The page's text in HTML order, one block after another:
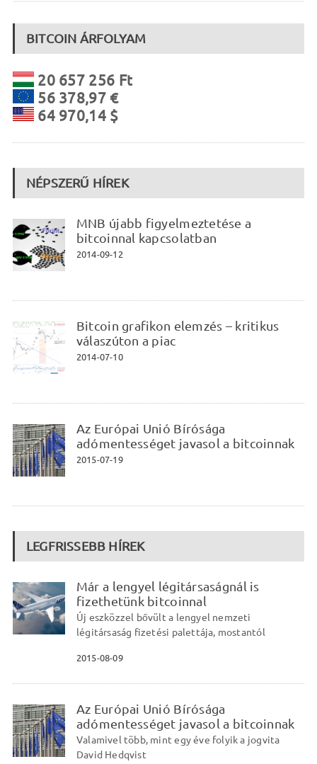
BITCOIN ÁRFOLYAM
20 657 256 Ft
56 378,97 €
64 970,14 $
NÉPSZERŰ HÍREK
MNB újabb figyelmeztetése a
bitcoinnal kapcsolatban
2014-09-12
Bitcoin grafikon elemzés – kritikus
válaszúton a piac
2014-07-10
Az Európai Unió Bírósága
adómentességet javasol a bitcoinnak
2015-07-19
LEGFRISSEBB HÍREK
Már a lengyel légitársaságnál is
fizethetünk bitcoinnal
Új eszközzel bővült a lengyel nemzeti
légitársaság fizetési palettája, mostantól
2015-08-09
Az Európai Unió Bírósága
adómentességet javasol a bitcoinnak
Valamivel több, mint egy éve folyik a jogvita
David Hedqvist